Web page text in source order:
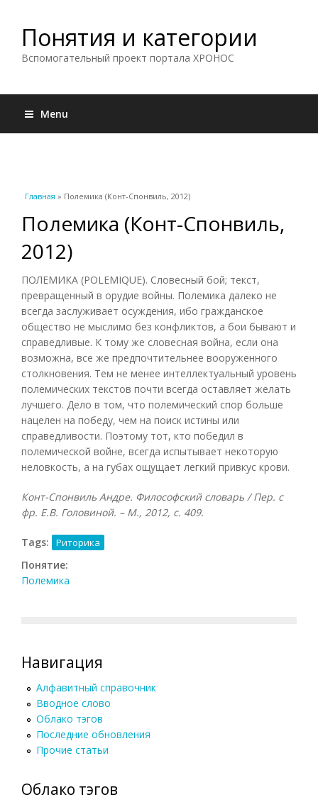
Понятия и категории
Вспомогательный проект портала ХРОНОС
Menu
Вы здесь
Главная » Полемика (Конт-Спонвиль, 2012)
Полемика (Конт-Спонвиль,
2012)
ПОЛЕМИКА (POLEMIQUE). Словесный бой; текст,
превращенный в орудие войны. Полемика далеко не
всегда заслуживает осуждения, ибо гражданское
общество не мыслимо без конфликтов, а бои бывают и
справедливые. К тому же словесная война, если она
возможна, все же предпочтительнее вооруженного
столкновения. Тем не менее интеллектуальный уровень
полемических текстов почти всегда оставляет желать
лучшего. Дело в том, что полемический спор больше
нацелен на победу, чем на поиск истины или
справедливости. Поэтому тот, кто победил в
полемической войне, всегда испытывает некоторую
неловкость, а на губах ощущает легкий привкус крови.
Конт-Спонвиль Андре. Философский словарь / Пер. с
фр. Е.В. Головиной. – М., 2012, с. 409.
Tags: Риторика
Понятие:
Полемика
Навигация
Алфавитный справочник
Вводное слово
Облако тэгов
Последние обновления
Прочие статьи
Облако тэгов